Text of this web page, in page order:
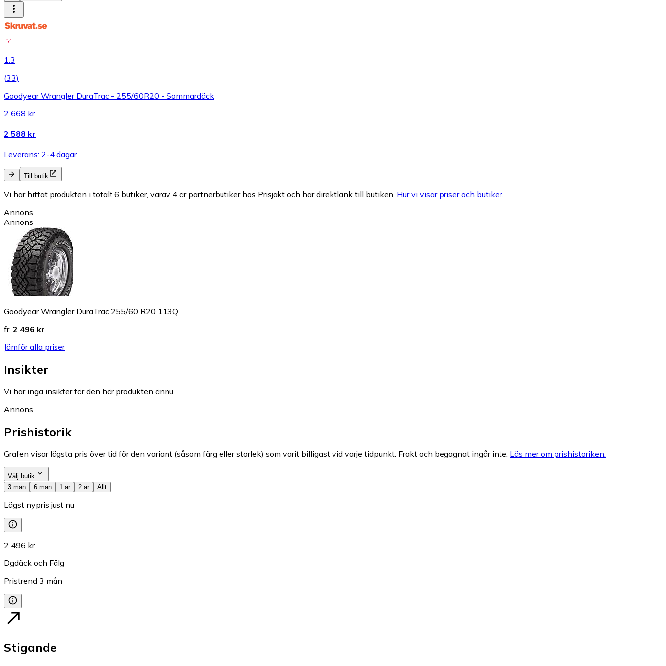
1.3
(33)
Goodyear Wrangler DuraTrac - 255/60R20 - Sommardäck
2 668 kr
2 588 kr
Leverans: 2-4 dagar
Till butik
Vi har hittat produkten i totalt 6 butiker, varav 4 är partnerbutiker hos Prisjakt och har direktlänk till butiken. Hur vi visar priser och butiker.
Annons
Annons
Goodyear Wrangler DuraTrac 255/60 R20 113Q
fr. 2 496 kr
Jämför alla priser
Insikter
Vi har inga insikter för den här produkten ännu.
Annons
Prishistorik
Grafen visar lägsta pris över tid för den variant (såsom färg eller storlek) som varit billigast vid varje tidpunkt. Frakt och begagnat ingår inte. Läs mer om prishistoriken.
Välj butik
3 mån
6 mån 1 år 2 år Allt
Lägst nypris just nu
2 496 kr
Dgdäck och Fälg
Pristrend 3 mån
Stigande